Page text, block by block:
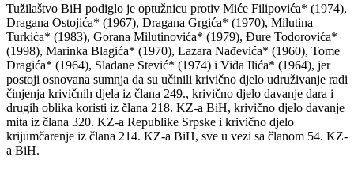
Tužilaštvo BiH podiglo je optužnicu protiv Miće Filipovića* (1974),
Dragana Ostojića* (1967), Dragana Grgića* (1970), Milutina
Turkića* (1983), Gorana Milutinovića* (1979), Đure Todorovića*
(1998), Marinka Blagića* (1970), Lazara Nađevića* (1960), Tome
Dragića* (1964), Slađane Stević* (1974) i Vida Ilića* (1964), jer
postoji osnovana sumnja da su učinili krivično djelo udruživanje radi
činjenja krivičnih djela iz člana 249., krivično djelo davanje dara i
drugih oblika koristi iz člana 218. KZ-a BiH, krivično djelo davanje
mita iz člana 320. KZ-a Republike Srpske i krivično djelo
krijumčarenje iz člana 214. KZ-a BiH, sve u vezi sa članom 54. KZ-
a BiH.